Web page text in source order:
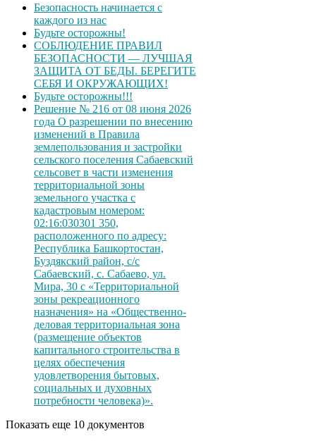
Безопасность начинается с
каждого из нас
Будьте осторожны!
СОБЛЮДЕНИЕ ПРАВИЛ
БЕЗОПАСНОСТИ — ЛУЧШАЯ
ЗАЩИТА ОТ БЕДЫ. БЕРЕГИТЕ
СЕБЯ И ОКРУЖАЮЩИХ!
Будьте осторожны!!!
Решение № 216 от 08 июня 2026
года О разрешении по внесению
изменений в Правила
землепользования и застройки
сельского поселения Сабаевский
сельсовет в части изменения
территориальной зоны
земельного участка с
кадастровым номером:
02:16:030301 350,
расположенного по адресу:
Республика Башкортостан,
Буздякский район, с/с
Сабаевский, с. Сабаево, ул.
Мира, 30 с «Территориальной
зоны рекреационного
назначения» на «Общественно-
деловая территориальная зона
(размещение объектов
капитального строительства в
целях обеспечения
удовлетворения бытовых,
социальных и духовных
потребности человека)».
Показать еще 10 документов